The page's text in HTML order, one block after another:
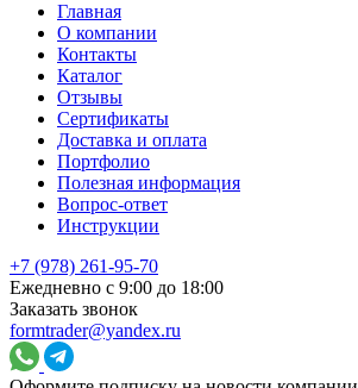
Главная
О компании
Контакты
Каталог
Отзывы
Сертификаты
Доставка и оплата
Портфолио
Полезная информация
Вопрос-ответ
Инструкции
+7 (978) 261-95-70
Ежедневно с 9:00 до 18:00
Заказать звонок
formtrader@yandex.ru